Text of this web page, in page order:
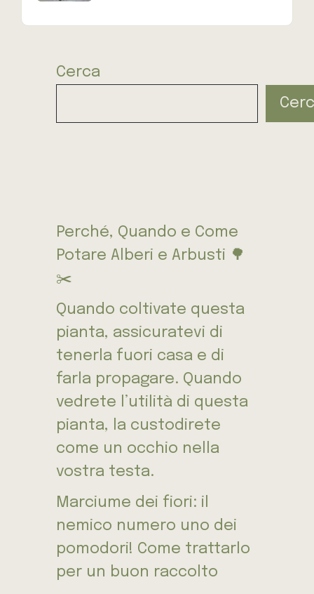
Cerca
Perché, Quando e Come
Potare Alberi e Arbusti 🌳
✂️
Quando coltivate questa
pianta, assicuratevi di
tenerla fuori casa e di
farla propagare. Quando
vedrete l’utilità di questa
pianta, la custodirete
come un occhio nella
vostra testa.
Marciume dei fiori: il
nemico numero uno dei
pomodori! Come trattarlo
per un buon raccolto